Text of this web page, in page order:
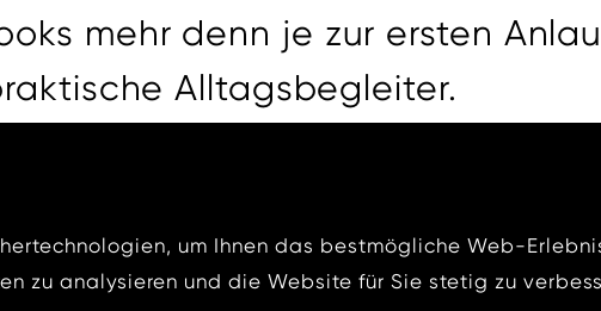
um Ihnen das bestmögliche Web-
zu analysieren und die Website für Sie stetig zu
mehr denn je zur ersten
Alltagsbegleiter.
Look, bewährtes